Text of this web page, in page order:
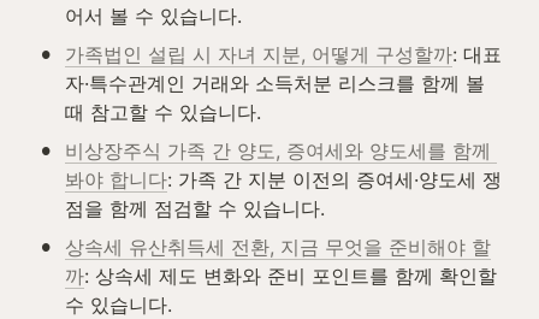
어서 볼 수 있습니다.
• 가족법인 설립 시 자녀 지분, 어떻게 구성할까: 대표
자·특수관계인 거래와 소득처분 리스크를 함께 볼
때 참고할 수 있습니다.
•
비상장주식 가족 간 양도, 증여세와 양도세를 함께
봐야 합니다: 가족 간 지분 이전의 증여세·양도세 쟁
점을 함께 점검할 수 있습니다.
•
상속세 유산취득세 전환, 지금 무엇을 준비해야 할
까: 상속세 제도 변화와 준비 포인트를 함께 확인할
수 있습니다.